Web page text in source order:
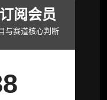
阅会员
与赛道核心判断
于研报，快速获
栏目内容（持续